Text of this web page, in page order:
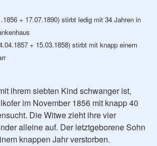
+ 17.07.1890) stirbt ledig mit 34 Jahren in
+ 15.03.1858) stirbt mit knapp einem
ihrem siebten Kind schwanger ist,
im November 1856 mit knapp 40
Die Witwe zieht ihre vier
alleine auf. Der letztgeborene Sohn
knappen Jahr verstorben.